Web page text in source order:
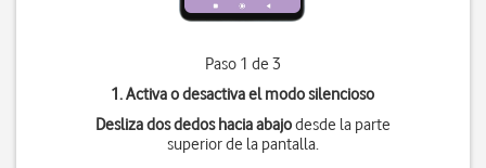
Paso 1 de 3
1. Activa o desactiva el modo silencioso
Desliza dos dedos hacia abajodesde la parte
superior de la pantalla.